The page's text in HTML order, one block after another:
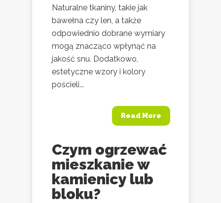
Naturalne tkaniny, takie jak
bawełna czy len, a także
odpowiednio dobrane wymiary
mogą znacząco wpłynąć na
jakość snu. Dodatkowo,
estetyczne wzory i kolory
pościeli...
Read More
Czym ogrzewać
mieszkanie w
kamienicy lub
bloku?